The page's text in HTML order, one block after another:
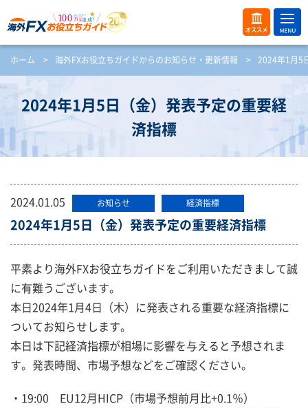
オス
スメ
ME
NU
開
く
ホーム > 海外FXお役立ちガイドからのお知らせ・更新情報 > 2024年1月5
2024年1月5日（金）発表予定の重要経
済指標
2024.01.05 お知らせ 経済指標
2024年1月5日（金）発表予定の重要経済指標
平素より海外FXお役立ちガイドをご利用いただきまして誠
に有難うございます。
本日2024年1月4日（木）に発表される重要な経済指標に
ついてお知らせします。
本日は下記経済指標が相場に影響を与えると予想されま
す。発表時間、市場予想などをご確認ください。
・19:00 EU12月HICP（市場予想前月比+0.1％）